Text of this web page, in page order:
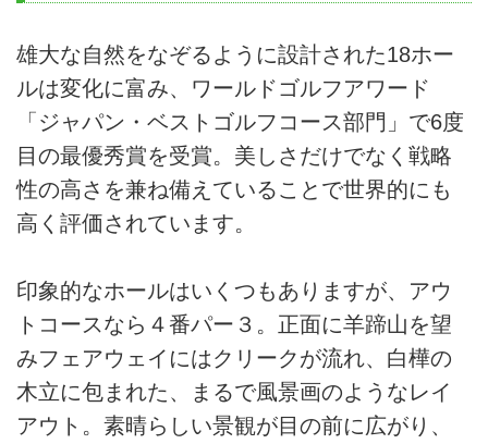
雄大な自然をなぞるように設計された18ホー
ルは変化に富み、ワールドゴルフアワード
「ジャパン・ベストゴルフコース部門」で6度
目の最優秀賞を受賞。美しさだけでなく戦略
性の高さを兼ね備えていることで世界的にも
高く評価されています。
印象的なホールはいくつもありますが、アウ
トコースなら４番パー３。正面に羊蹄山を望
みフェアウェイにはクリークが流れ、白樺の
木立に包まれた、まるで風景画のようなレイ
アウト。素晴らしい景観が目の前に広がり、